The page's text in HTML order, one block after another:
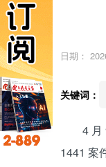
日期：
关键词：
4 月
1441 案